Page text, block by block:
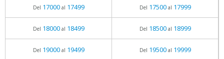
Del 17000al 17499 Del 17500al 17999
Del 18000al 18499 Del 18500al 18999
Del 19000al 19499 Del 19500al 19999